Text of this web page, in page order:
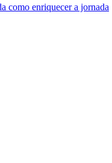
como enriquecer a jornada